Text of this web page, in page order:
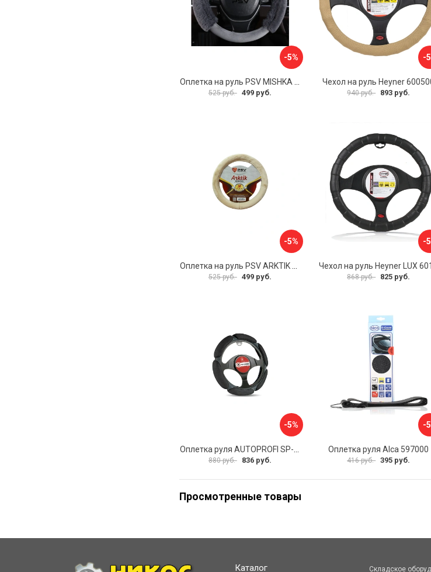
-5%
Оплетка на руль PSV MISHKA Premium 136096
525 руб. 499 руб.
-
Чехол на руль Heyner
940 руб. 893 руб.
-5%
525 руб. 499 руб.
-
868 руб. 825 руб.
-5%
880 руб. 836 руб.
-
Оплетка руля Alca 597000
416 руб. 395 руб.
Просмотренные товары
Каталог Складское